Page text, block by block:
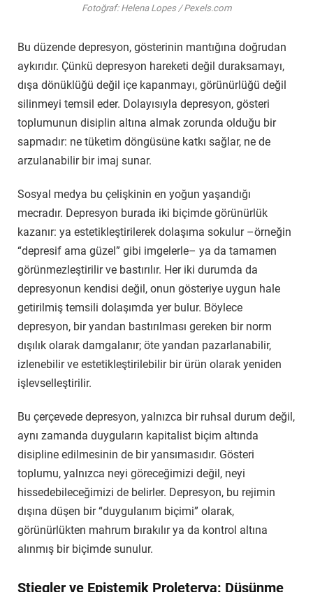
Fotoğraf: Helena Lopes / Pexels.com
Bu düzende depresyon, gösterinin mantığına doğrudan
aykırıdır. Çünkü depresyon hareketi değil duraksamayı,
dışa dönüklüğü değil içe kapanmayı, görünürlüğü değil
silinmeyi temsil eder. Dolayısıyla depresyon, gösteri
toplumunun disiplin altına almak zorunda olduğu bir
sapmadır: ne tüketim döngüsüne katkı sağlar, ne de
arzulanabilir bir imaj sunar.
Sosyal medya bu çelişkinin en yoğun yaşandığı
mecradır. Depresyon burada iki biçimde görünürlük
kazanır: ya estetikleştirilerek dolaşıma sokulur –örneğin
“depresif ama güzel” gibi imgelerle– ya da tamamen
görünmezleştirilir ve bastırılır. Her iki durumda da
depresyonun kendisi değil, onun gösteriye uygun hale
getirilmiş temsili dolaşımda yer bulur. Böylece
depresyon, bir yandan bastırılması gereken bir norm
dışılık olarak damgalanır; öte yandan pazarlanabilir,
izlenebilir ve estetikleştirilebilir bir ürün olarak yeniden
işlevselleştirilir.
Bu çerçevede depresyon, yalnızca bir ruhsal durum değil,
aynı zamanda duyguların kapitalist biçim altında
disipline edilmesinin de bir yansımasıdır. Gösteri
toplumu, yalnızca neyi göreceğimizi değil, neyi
hissedebileceğimizi de belirler. Depresyon, bu rejimin
dışına düşen bir “duygulanım biçimi” olarak,
görünürlükten mahrum bırakılır ya da kontrol altına
alınmış bir biçimde sunulur.
Stiegler ve Epistemik Proleterya: Düşünme